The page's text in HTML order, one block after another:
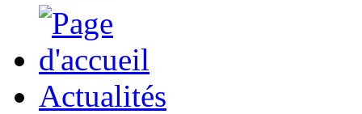
Actualités